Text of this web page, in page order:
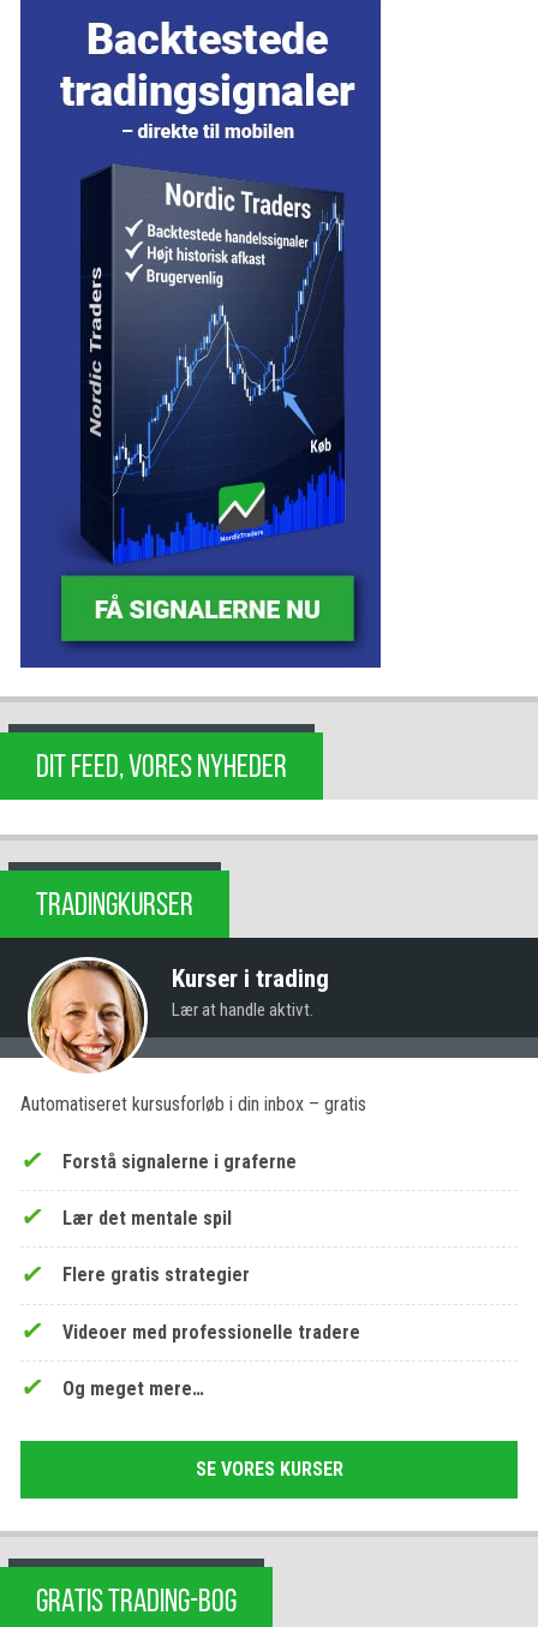
DIT FEED, VORES NYHEDER
TRADINGKURSER
Kurser i trading
Lær at handle aktivt.
Automatiseret kursusforløb i din inbox – gratis
Forstå signalerne i graferne
Lær det mentale spil
Flere gratis strategier
Videoer med professionelle tradere
Og meget mere…
SE VORES KURSER
GRATIS TRADING-BOG